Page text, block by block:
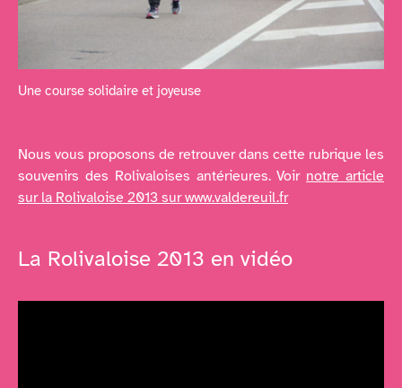
Une course solidaire et joyeuse
Nous vous proposons de retrouver dans cette rubrique les
souvenirs des Rolivaloises antérieures. Voir notre article
sur la Rolivaloise 2013 sur www.valdereuil.fr
La Rolivaloise 2013 en vidéo